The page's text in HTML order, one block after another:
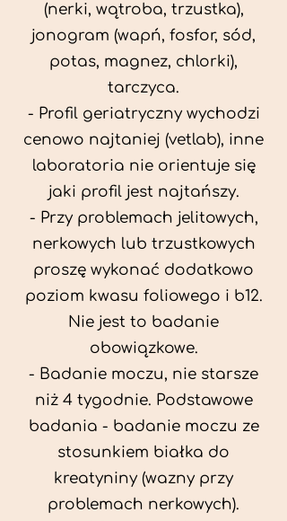
(nerki, wątroba, trzustka),
jonogram (wapń, fosfor, sód,
potas, magnez, chlorki),
tarczyca.
- Profil geriatryczny wychodzi
cenowo najtaniej (vetlab), inne
laboratoria nie orientuje się
jaki profil jest najtańszy.
- Przy problemach jelitowych,
nerkowych lub trzustkowych
proszę wykonać dodatkowo
poziom kwasu foliowego i b12.
Nie jest to badanie
obowiązkowe.
- Badanie moczu, nie starsze
niż 4 tygodnie. Podstawowe
badania - badanie moczu ze
stosunkiem białka do
kreatyniny (wazny przy
problemach nerkowych).